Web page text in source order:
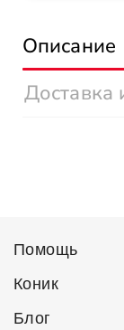
Описание
Доставка
Помощь
Коник
Блог